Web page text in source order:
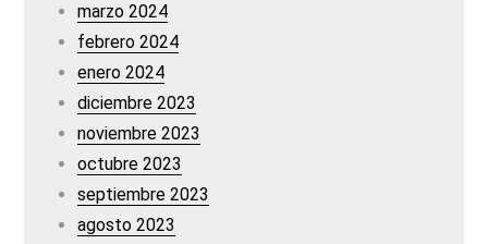
marzo 2024
febrero 2024
enero 2024
diciembre 2023
noviembre 2023
octubre 2023
septiembre 2023
agosto 2023